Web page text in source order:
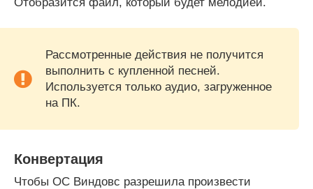
Рассмотренные действия не получится
выполнить с купленной песней.
Используется только аудио, загруженное
на ПК.
Конвертация
Чтобы ОС Виндовс разрешила произвести